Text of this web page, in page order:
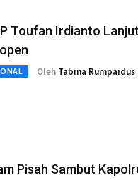
Toufan Irdianto
Oleh Tabina Rumpaidus
Pisah Sambut